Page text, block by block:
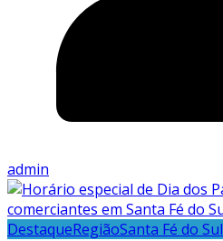
admin
DestaqueRegiãoSanta Fé do Sul